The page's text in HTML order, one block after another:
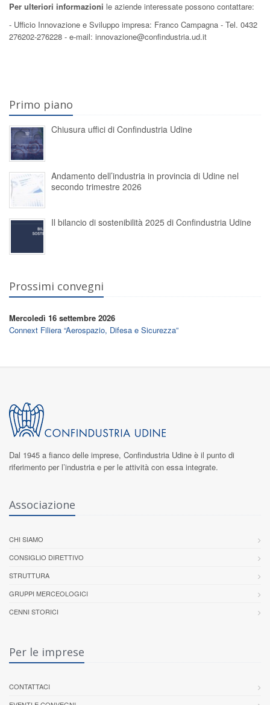
Per ulteriori informazioni le aziende interessate possono contattare:
- Ufficio Innovazione e Sviluppo impresa: Franco Campagna - Tel. 0432
276202-276228 - e-mail: innovazione@confindustria.ud.it
Primo piano
Chiusura uffici di Confindustria Udine
Andamento dell’industria in provincia di Udine nel
secondo trimestre 2026
Il bilancio di sostenibilità 2025 di Confindustria Udine
Prossimi convegni
Mercoledì 16 settembre 2026
Connext Filiera “Aerospazio, Difesa e Sicurezza”
Dal 1945 a fianco delle imprese, Confindustria Udine è il punto di
riferimento per l’industria e per le attività con essa integrate.
Associazione
CHI SIAMO
CONSIGLIO DIRETTIVO
STRUTTURA
GRUPPI MERCEOLOGICI
CENNI STORICI
Per le imprese
CONTATTACI